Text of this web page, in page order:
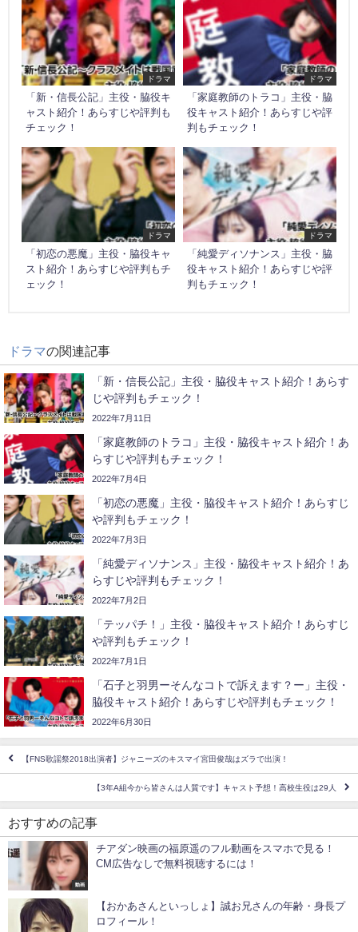
ドラマ
「新・信長公記」主役・脇役キ
ャスト紹介！あらすじや評判も
チェック！
ドラマ
「家庭教師のトラコ」主役・脇
役キャスト紹介！あらすじや評
判もチェック！
ドラマ
「初恋の悪魔」主役・脇役キャ
スト紹介！あらすじや評判もチ
ェック！
ドラマ
「純愛ディソナンス」主役・脇
役キャスト紹介！あらすじや評
判もチェック！
ドラマの関連記事
「新・信長公記」主役・脇役キャスト紹介！あらす
じや評判もチェック！
2022年7月11日
「家庭教師のトラコ」主役・脇役キャスト紹介！あ
らすじや評判もチェック！
2022年7月4日
「初恋の悪魔」主役・脇役キャスト紹介！あらすじ
や評判もチェック！
2022年7月3日
「純愛ディソナンス」主役・脇役キャスト紹介！あ
らすじや評判もチェック！
2022年7月2日
「テッパチ！」主役・脇役キャスト紹介！あらすじ
や評判もチェック！
2022年7月1日
「石子と羽男ーそんなコトで訴えます？ー」主役・
脇役キャスト紹介！あらすじや評判もチェック！
2022年6月30日
【FNS歌謡祭2018出演者】ジャニーズのキスマイ宮田俊哉はズラで出演！
【3年A組今から皆さんは人質です】キャスト予想！高校生役は29人
おすすめの記事
動画
チアダン映画の福原遥のフル動画をスマホで見る！
CM広告なしで無料視聴するには！
【おかあさんといっしょ】誠お兄さんの年齢・身長プ
ロフィール！